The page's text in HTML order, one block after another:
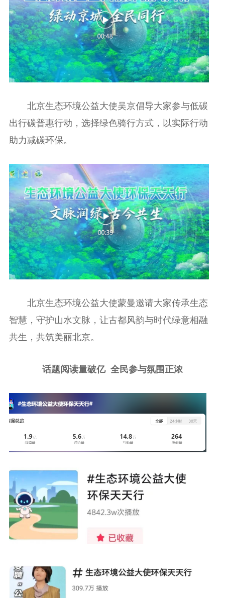
北京生态环境公益大使吴京倡导大家参与低碳
出行碳普惠行动，选择绿色骑行方式，以实际行动
助力减碳环保。
北京生态环境公益大使蒙曼邀请大家传承生态
智慧，守护山水文脉，让古都风韵与时代绿意相融
共生，共筑美丽北京。
话题阅读量破亿 全民参与氛围正浓